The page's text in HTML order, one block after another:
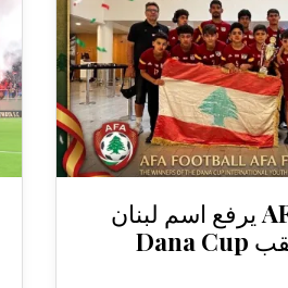
AFA Lebanon يرفع اسم لبنان
عاليًا ويتوج بلقب Dana Cup